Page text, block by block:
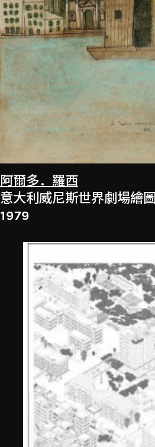
阿爾多．羅西
意大利威尼斯世界劇場繪圖
1979